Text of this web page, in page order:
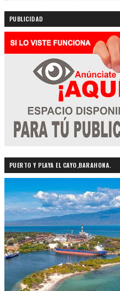
PUBLICIDAD
PUERTO Y PLAYA EL CAYO,BARAHONA.